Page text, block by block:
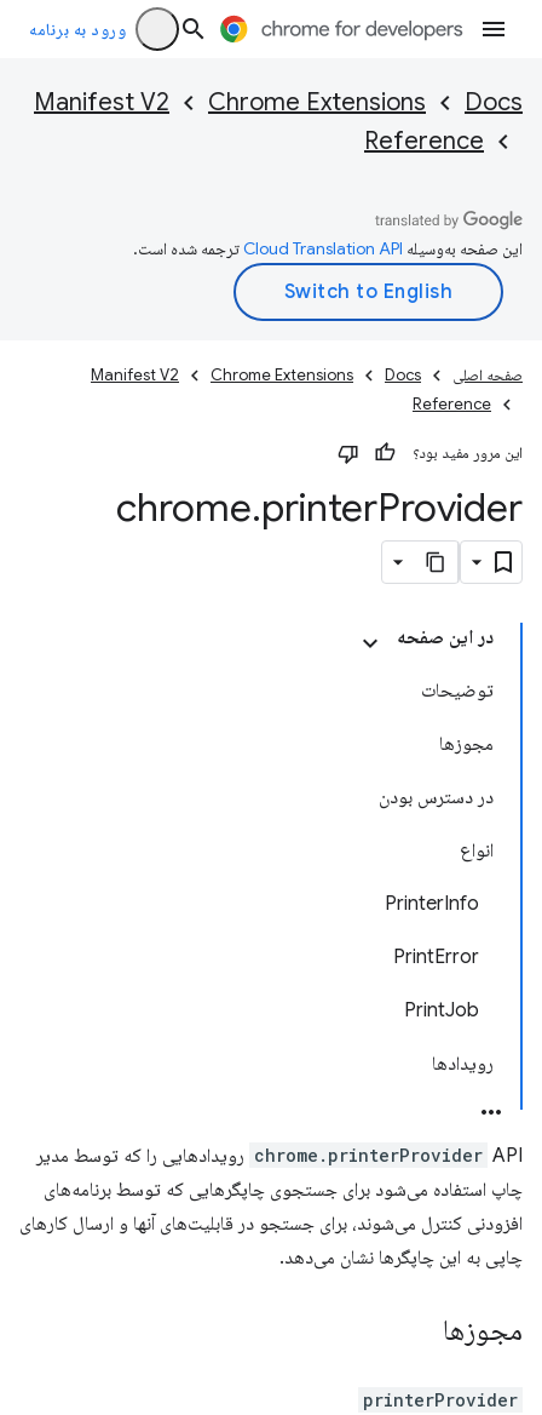
ورود به برنامه
Docs
Chrome Extensions
Manifest V2
Reference
این صفحه به‌وسیله ترجمه شده است.
صفحه اصلی Docs
Chrome Extensions
Manifest V2
Reference
این مرور مفید بود؟
chrome.printerProvider
در این صفحه
توضیحات
مجوزها
در دسترس بودن
انواع
PrinterInfo
PrintError
PrintJob
رویدادها
chrome.printerProvider API رویدادهایی را که توسط مدیر
چاپ استفاده می‌شود برای جستجوی چاپگرهایی که توسط برنامه‌های
افزودنی کنترل می‌شوند، برای جستجو در قابلیت‌های آنها و ارسال کارهای
چاپی به این چاپگرها نشان می‌دهد.
مجوزها
printerProvider